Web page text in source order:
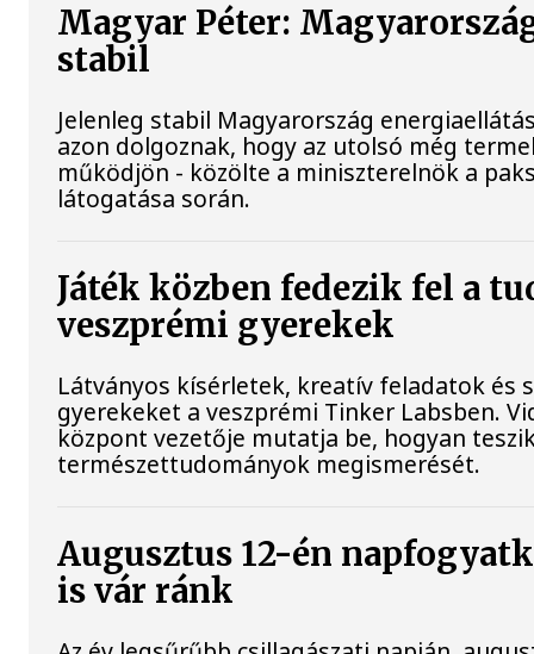
Magyar Péter:
stabil
Jelenleg stabil Magyarország
azon dolgoznak, hogy az utolsó még
működjön - közölte a miniszterelnök a
látogatása során.
Játék közben fedezik fel a
veszprémi gyerekek
Látványos kísérletek, kreatív feladatok és
gyerekeket a veszprémi Tinker Labsben.
központ vezetője mutatja be, hogyan
természettudományok megismerését.
Augusztus 12-én
is vár ránk